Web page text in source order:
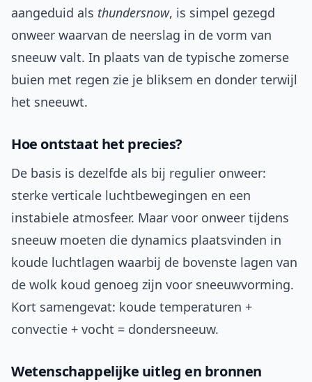
aangeduid als thundersnow, is simpel gezegd
onweer waarvan de neerslag in de vorm van
sneeuw valt. In plaats van de typische zomerse
buien met regen zie je bliksem en donder terwijl
het sneeuwt.
Hoe ontstaat het precies?
De basis is dezelfde als bij regulier onweer:
sterke verticale luchtbewegingen en een
instabiele atmosfeer. Maar voor onweer tijdens
sneeuw moeten die dynamics plaatsvinden in
koude luchtlagen waarbij de bovenste lagen van
de wolk koud genoeg zijn voor sneeuwvorming.
Kort samengevat: koude temperaturen +
convectie + vocht = dondersneeuw.
Wetenschappelijke uitleg en bronnen